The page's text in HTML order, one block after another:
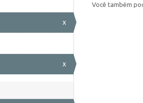
x
x
Você também